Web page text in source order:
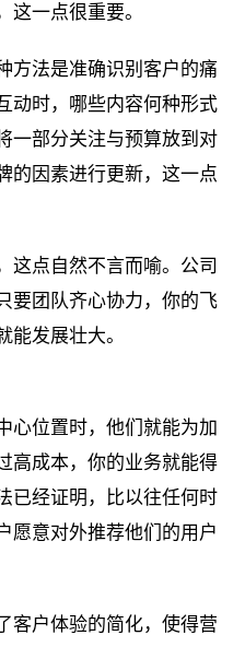
这一点很重要。
方法是准确识别客户的痛
动时，哪些内容何种形式
一部分关注与预算放到对
的因素进行更新，这一点
这点自然不言而喻。公司
要团队齐心协力，你的飞
能发展壮大。
心位置时，他们就能为加
高成本，你的业务就能得
已经证明，比以往任何时
愿意对外推荐他们的用户
客户体验的简化，使得营